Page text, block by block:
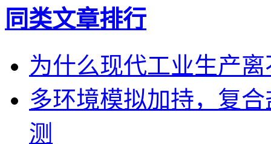
同类文章排行
为什么现代工业生产
多环境模拟加持，复
测